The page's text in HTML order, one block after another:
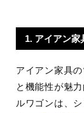
1. アイアン家
アイアン家具
と機能性が魅
ルワゴンは、